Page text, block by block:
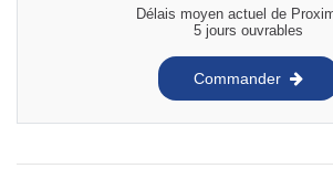
Délais moyen actuel de
5 jours ouvrables
Commander